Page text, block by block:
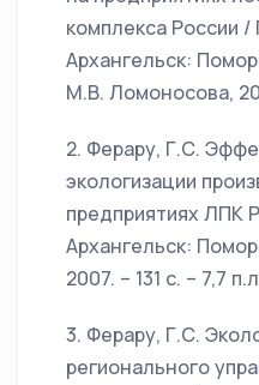
комплекса России /
Архангельск:
М.В. Ломоносова,
2. Ферару, Г.С.
экологизации
предприятиях ЛПК
Архангельск:
2007. – 131 с. – 7,7
3. Ферару, Г.С.
регионального